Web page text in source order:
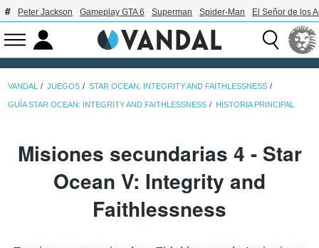
Peter Jackson Gameplay GTA 6 Superman Spider-Man El Señor de los
VANDAL JUEGOS STAR OCEAN: INTEGRITY AND FAITHLESSNESS
GUÍA STAR OCEAN: INTEGRITY AND FAITHLESSNESS HISTORIA PRINCIPAL
Misiones secundarias 4 - Star
Ocean V: Integrity and
Faithlessness